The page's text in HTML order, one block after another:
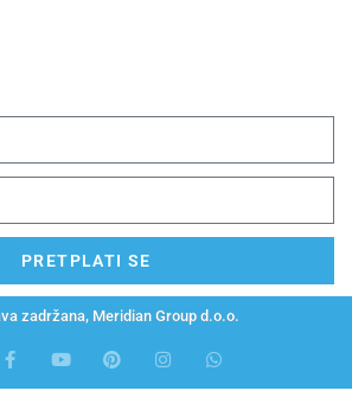
PRETPLATI SE
zadržana, Meridian Group d.o.o.